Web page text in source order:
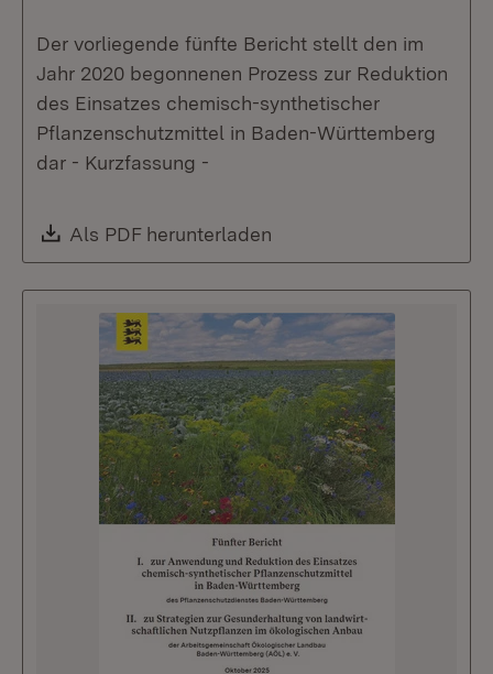
Der vorliegende fünfte Bericht stellt den im
Jahr 2020 begonnenen Prozess zur Reduktion
des Einsatzes chemisch-synthetischer
Pflanzenschutzmittel in Baden-Württemberg
dar - Kurzfassung -
Download:
Als PDF herunterladen